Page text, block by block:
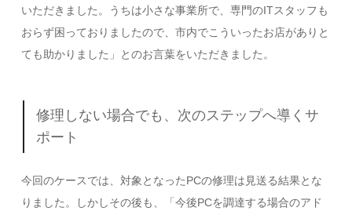
いただきました。うちは小さな事業所で、専門のITスタッフも
おらず困っておりましたので、市内でこういったお店がありと
ても助かりました」とのお言葉をいただきました。
修理しない場合でも、次のステップへ導くサ
ポート
今回のケースでは、対象となったPCの修理は見送る結果とな
りました。しかしその後も、「今後PCを調達する場合のアド